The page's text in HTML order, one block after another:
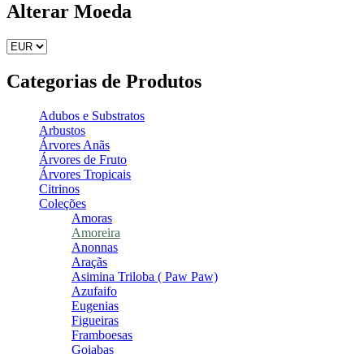
Alterar Moeda
Categorias de Produtos
Adubos e Substratos
Arbustos
Árvores Anãs
Árvores de Fruto
Árvores Tropicais
Citrinos
Coleções
Amoras
Amoreira
Anonnas
Araçãs
Asimina Triloba ( Paw Paw)
Azufaifo
Eugenias
Figueiras
Framboesas
Goiabas